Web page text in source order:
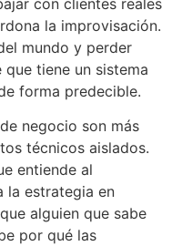
la improvisación.
mundo y perder
tiene un sistema
forma predecible.
negocio son más
técnicos aislados.
entiende al
la estrategia en
alguien que sabe
por qué las